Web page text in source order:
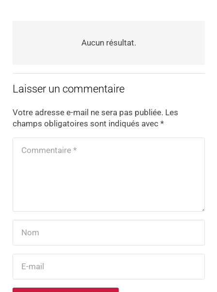
Aucun résultat.
Laisser un commentaire
Votre adresse e-mail ne sera pas publiée. Les
champs obligatoires sont indiqués avec *